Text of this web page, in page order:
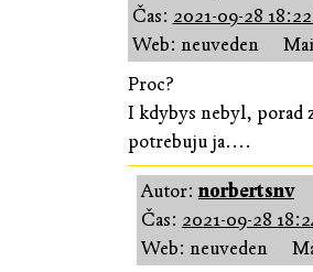
Čas: 2021-09-28
Web: neuveden
Proc?
I kdybys nebyl, porad
potrebuju ja....
Autor:norbertsnv
Čas: 2021-09-28
Web: neuveden